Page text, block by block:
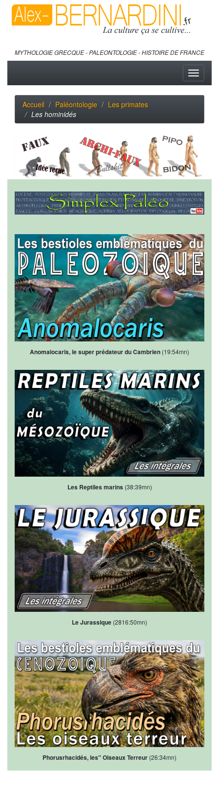
MYTHOLOGIE GRECQUE - PALEONTOLOGIE - HISTOIRE DE FRANCE
Toggle
Accueil Paléontologie
Les primates
Les hominidés
Anomalocaris, le super prédateur du Cambrien (19:54mn)
Les Reptiles marins (38:39mn)
Le Jurassique (2816:50mn)
Phorusrhacidés, les" Oiseaux Terreur (26:34mn)